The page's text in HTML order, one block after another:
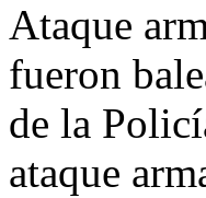
Ataque
fueron
de la
ataque